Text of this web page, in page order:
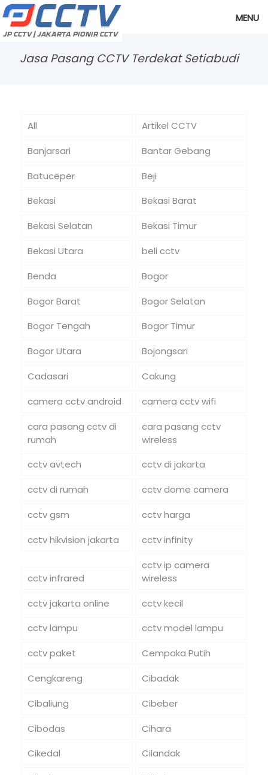
MENU
Jasa Pasang CCTV Terdekat Setiabudi
All
Artikel CCTV
Banjarsari
Bantar Gebang
Batuceper
Beji
Bekasi
Bekasi Barat
Bekasi Selatan
Bekasi Timur
Bekasi Utara
beli cctv
Benda
Bogor
Bogor Barat
Bogor Selatan
Bogor Tengah
Bogor Timur
Bogor Utara
Bojongsari
Cadasari
Cakung
camera cctv android
camera cctv wifi
cara pasang cctv di
rumah
cara pasang cctv
wireless
cctv avtech
cctv di jakarta
cctv di rumah
cctv dome camera
cctv gsm
cctv harga
cctv hikvision jakarta
cctv infinity
cctv infrared
cctv ip camera
wireless
cctv jakarta online
cctv kecil
cctv lampu
cctv model lampu
cctv paket
Cempaka Putih
Cengkareng
Cibadak
Cibaliung
Cibeber
Cibodas
Cihara
Cikedal
Cilandak